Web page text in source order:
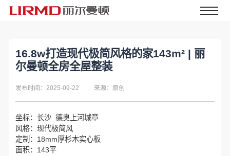
16.8w打造现代极简风格的家143m² | 丽
尔曼顿全房全屋整装
发布时间：2025-09-22 来源：原创
坐标：长沙 德奥上河城章
风格：现代极简风
定制：18mm厚杉木实心板
面积：143平